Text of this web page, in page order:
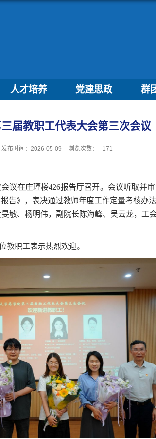
人才培养 党建思政 群
届教职工代表大会第三次会议
发布时间：2026-05-09 浏览次数： 171
议在庄瑾楼426报告厅召开。会议听取并
告》，表决通过教师年度工作定量考核办
敏、杨明伟，副院长陈海峰、吴云龙，工
教职工表示热烈欢迎。